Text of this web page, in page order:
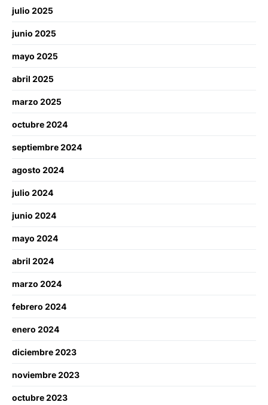
julio 2025
junio 2025
mayo 2025
abril 2025
marzo 2025
octubre 2024
septiembre 2024
agosto 2024
julio 2024
junio 2024
mayo 2024
abril 2024
marzo 2024
febrero 2024
enero 2024
diciembre 2023
noviembre 2023
octubre 2023